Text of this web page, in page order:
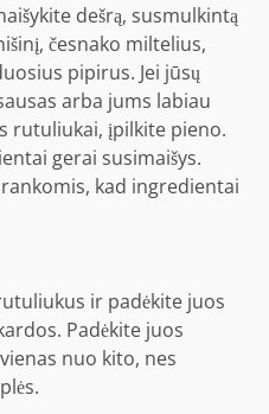
dešrą, susmulkintą
česnako miltelius,
pipirus. Jei jūsų
arba jums labiau
rutuliukai, įpilkite pieno.
gerai susimaišys.
kad ingredientai
ir padėkite juos
Padėkite juos
nuo kito, nes